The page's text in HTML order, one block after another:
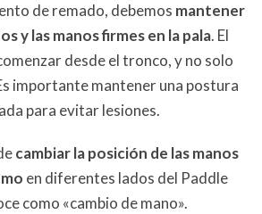
de remado, debemos mantener
y las manos firmes en la pala. El
desde el tronco, y no solo
importante mantener una postura
para evitar lesiones.
cambiar la posición de las manos
en diferentes lados del Paddle
como «cambio de mano».